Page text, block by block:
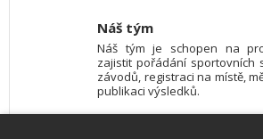
Náš tým
Náš tým je schopen na
zajistit pořádání sportovních
závodů, registraci na místě,
publikaci výsledků.